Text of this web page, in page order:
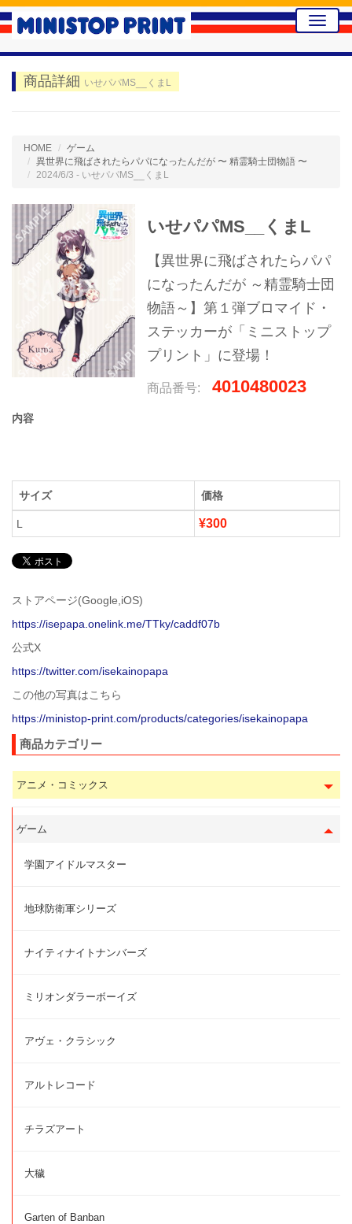
Toggle
商品詳細 いせパパMS__くまL
HOME
ゲーム
異世界に飛ばされたらパパになったんだが 〜 精霊騎士団物語 〜
2024/6/3 - いせパパMS__くまL
いせパパMS__くまL
【異世界に飛ばされたらパパ
になったんだが ～精霊騎士団
物語～】第１弾ブロマイド・
ステッカーが「ミニストップ
プリント」に登場！
商品番号: 4010480023
内容
サイズ 価格
L ¥300
ストアページ(Google,iOS)
https://isepapa.onelink.me/TTky/caddf07b
公式X
https://twitter.com/isekainopapa
この他の写真はこちら
https://ministop-print.com/products/categories/isekainopapa
商品カテゴリー
アニメ・コミックス
ゲーム
学園アイドルマスター
地球防衛軍シリーズ
ナイティナイトナンバーズ
ミリオンダラーボーイズ
アヴェ・クラシック
アルトレコード
チラズアート
大穢
Garten of Banban